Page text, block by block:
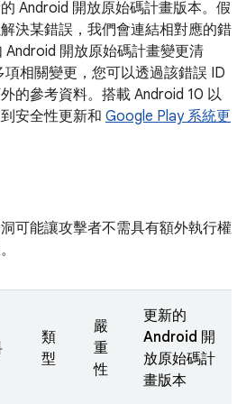
Android 開放原始碼計畫版本。假
決某錯誤，我們會連結相對應的錯
Android 開放原始碼計畫變更清
相關變更，您可以透過該錯誤 ID
的參考資料。搭載 Android 10 以
安全性更新和 Google Play 系統更
可能讓攻擊者不需具有額外執行權
類
型
嚴
重
性
更新的
Android 開
放原始碼計
畫版本